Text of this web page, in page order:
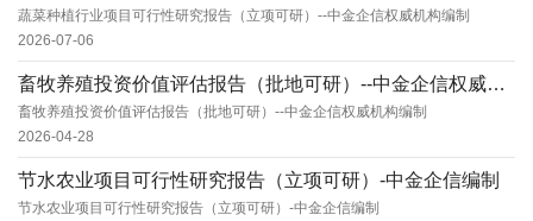
蔬菜种植行业项目可行性研究报告（立项可研）--中金企信权威机构编制
2026-07-06
畜牧养殖投资价值评估报告（批地可研）--中金企信权威机构编制
畜牧养殖投资价值评估报告（批地可研）--中金企信权威机构编制
2026-04-28
节水农业项目可行性研究报告（立项可研）-中金企信编制
节水农业项目可行性研究报告（立项可研）-中金企信编制